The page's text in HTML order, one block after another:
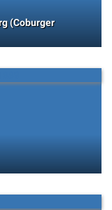
(Coburger